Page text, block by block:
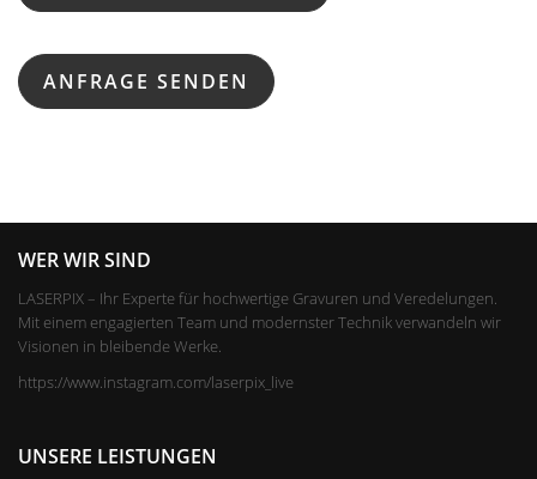
WER WIR SIND
LASERPIX – Ihr Experte für hochwertige Gravuren und Veredelungen.
Mit einem engagierten Team und modernster Technik verwandeln wir
Visionen in bleibende Werke.
https://www.instagram.com/laserpix_live
UNSERE LEISTUNGEN